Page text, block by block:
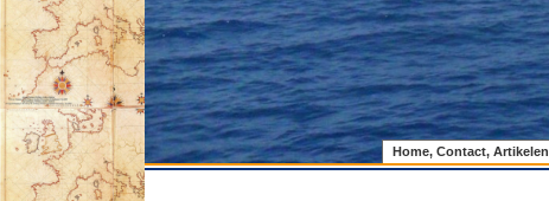
Home, Contact, Artikelen